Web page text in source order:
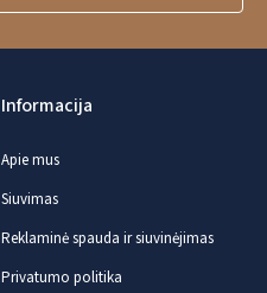
Informacija
Apie mus
Siuvimas
Reklaminė spauda ir siuvinėjimas
Privatumo politika